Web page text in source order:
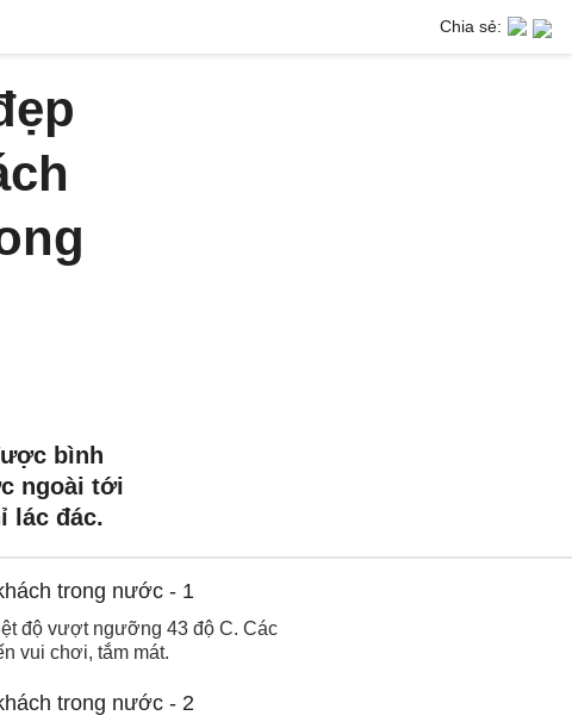
Chia sẻ:
bình
ngoài tới
lác đác.
độ vượt ngưỡng 43 độ C. Các
vui chơi, tắm mát.